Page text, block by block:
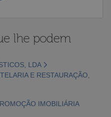
lhe podem
LDA
E RESTAURAÇÃO,
IMOBILIÁRIA